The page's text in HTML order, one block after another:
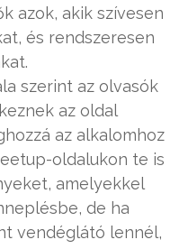
azok, akik szívesen
és rendszeresen
szerint az olvasók
az oldal
az alkalomhoz
oldalukon te is
amelyekkel
de ha
vendéglátó lennél,